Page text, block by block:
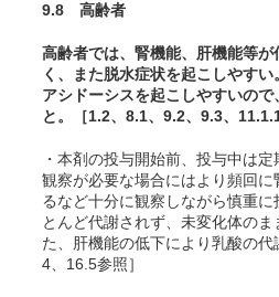
9.8 高齢者
高齢者では、腎機能、肝機能等
く、また脱水症状を起こしやす
アシドーシスを起こしやすいので
と。［1.2、8.1、9.2、9.3、
・本剤の投与開始前、投与中は
観察が必要な場合にはより頻回
るなど十分に観察しながら慎重
とんど代謝されず、未変化体の
た、肝機能の低下により乳酸の代
4、16.5参照］